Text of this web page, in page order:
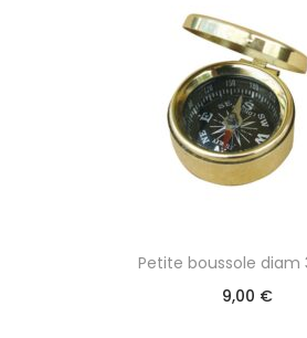
Petite boussole diam
9,00 €